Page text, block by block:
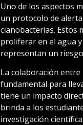
Uno de los aspectos
un protocolo de
cianobacterias. Estos
proliferar en el agua
representan un
La colaboración
fundamental para
tiene un impacto
brinda a los
investigación